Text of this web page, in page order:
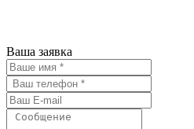
Ваша заявка